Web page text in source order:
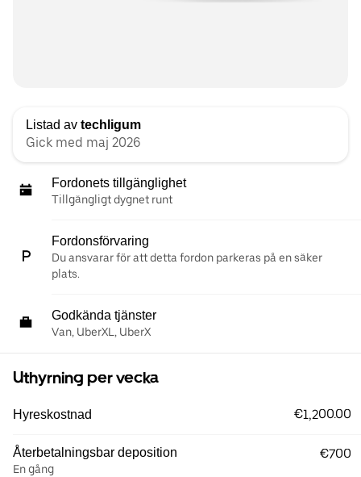
Listad av techligum
Gick med maj 2026
Fordonets tillgänglighet
Tillgängligt dygnet runt
Fordonsförvaring
Du ansvarar för att detta fordon parkeras på en säker
plats.
Godkända tjänster
Van, UberXL, UberX
Uthyrning per vecka
Hyreskostnad €1,200.00
Återbetalningsbar deposition
En gång
€700